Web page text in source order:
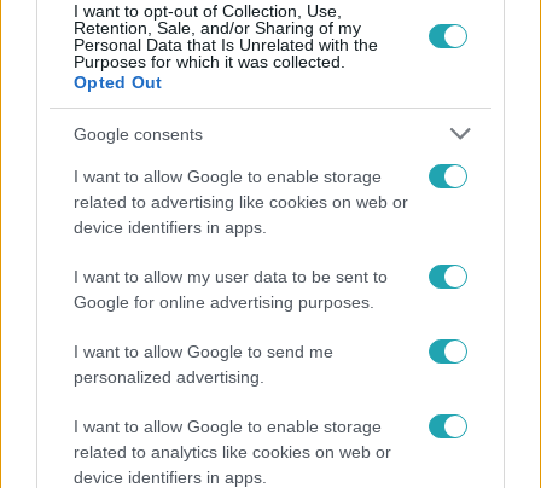
I want to opt-out of Collection, Use,
Retention, Sale, and/or Sharing of my
Personal Data that Is Unrelated with the
Purposes for which it was collected.
Opted Out
Google consents
I want to allow Google to enable storage
related to advertising like cookies on web or
device identifiers in apps.
I want to allow my user data to be sent to
Google for online advertising purposes.
I want to allow Google to send me
personalized advertising.
I want to allow Google to enable storage
related to analytics like cookies on web or
device identifiers in apps.
KARANTÉN: Bánfalvy Ágnes elmesélte mivel tölti
az idejét
A kényszerszünet ellenére a Mátyás király tér lakói,
változatlanul, minden hétköznap beköszönnek a
tévénézők otthonába. Pénteken például egy új
szereplővel is megismerkedhetnek a rajongók. Olivér,
kissé bolondos édesanyját, a már több díjjal jutalmazott
Bánfalvy Ágnes alakítja, aki boldogan mondott igent a
megtudjuk, mivel telnek a napjai.